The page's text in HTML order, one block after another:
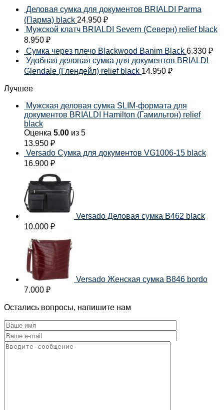
Деловая сумка для документов BRIALDI Parma
(Парма) black 24.950 ₽
Мужской клатч BRIALDI Severn (Северн) relief black
8.950 ₽
Сумка через плечо Blackwood Banim Black 6.330 ₽
Удобная деловая сумка для документов BRIALDI
Glendale (Глендейл) relief black 14.950 ₽
Лучшее
Мужская деловая сумка SLIM-формата для
документов BRIALDI Hamilton (Гамильтон) relief
black
Оценка 5.00 из 5
13.950 ₽
Versado Сумка для документов VG1006-15 black
16.900 ₽
Versado Деловая сумка B462 black
10.000 ₽
Versado Женская сумка B846 bordo
7.000 ₽
Остались вопросы, напишите нам